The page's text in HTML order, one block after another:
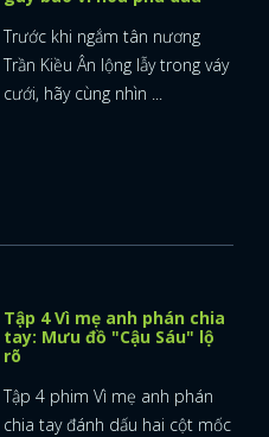
Trước khi ngắm tân nương
Trần Kiều Ân lộng lẫy trong váy
cưới, hãy cùng nhìn ...
Tập 4 Vì mẹ anh phán chia
tay: Mưu đồ "Cậu Sáu" lộ
rõ
Tập 4 phim Vì mẹ anh phán
chia tay đánh dấu hai cột mốc